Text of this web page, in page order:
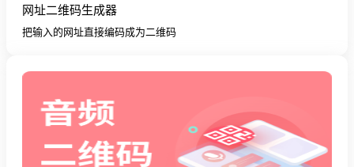
网址二维码生成器
把输入的网址直接编码成为二维码